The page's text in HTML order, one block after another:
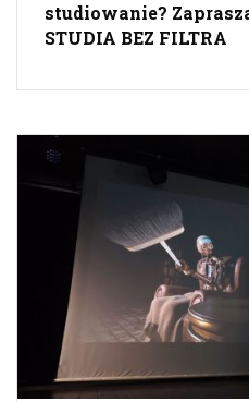
studiowanie?
STUDIA BEZ FILTRA